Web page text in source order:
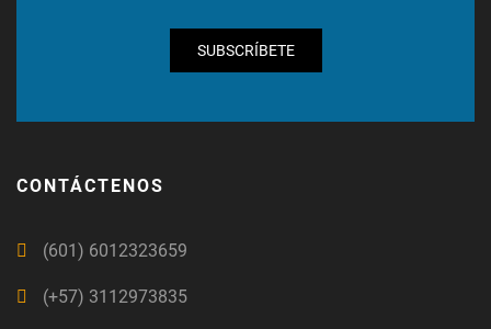
SUBSCRÍBETE
CONTÁCTENOS
(601) 6012323659
(+57) 3112973835